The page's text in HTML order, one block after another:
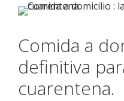
Comida a
definitiva
cuarentena.